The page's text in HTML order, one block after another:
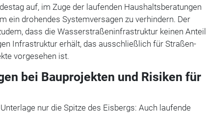
auf, im Zuge der laufenden Haushaltsberatungen
ein drohendes Systemversagen zu verhindern. Der
dass die Wasserstraßeninfrastruktur keinen Anteil
Infrastruktur erhält, das ausschließlich für Straßen-
vorgesehen ist.
bei Bauprojekten und Risiken für
nur die Spitze des Eisbergs: Auch laufende